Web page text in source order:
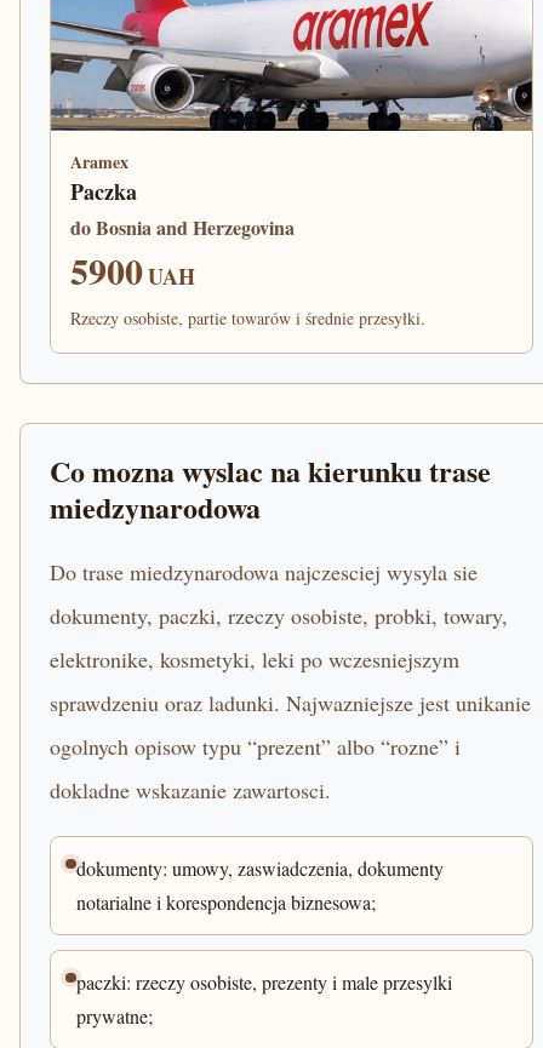
Aramex
Paczka
do Bosnia and Herzegovina
5900UAH
Rzeczy osobiste, partie towarów i średnie przesyłki.
Co mozna wyslac na kierunku trase
miedzynarodowa
Do trase miedzynarodowa najczesciej wysyla sie
dokumenty, paczki, rzeczy osobiste, probki, towary,
elektronike, kosmetyki, leki po wczesniejszym
sprawdzeniu oraz ladunki. Najwazniejsze jest unikanie
ogolnych opisow typu “prezent” albo “rozne” i
dokladne wskazanie zawartosci.
dokumenty: umowy, zaswiadczenia, dokumenty
notarialne i korespondencja biznesowa;
paczki: rzeczy osobiste, prezenty i male przesylki
prywatne;